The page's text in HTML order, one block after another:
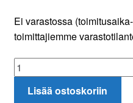
Ei varastossa
toimittajiemme
HP
712
musta
Lisää ostoskoriin